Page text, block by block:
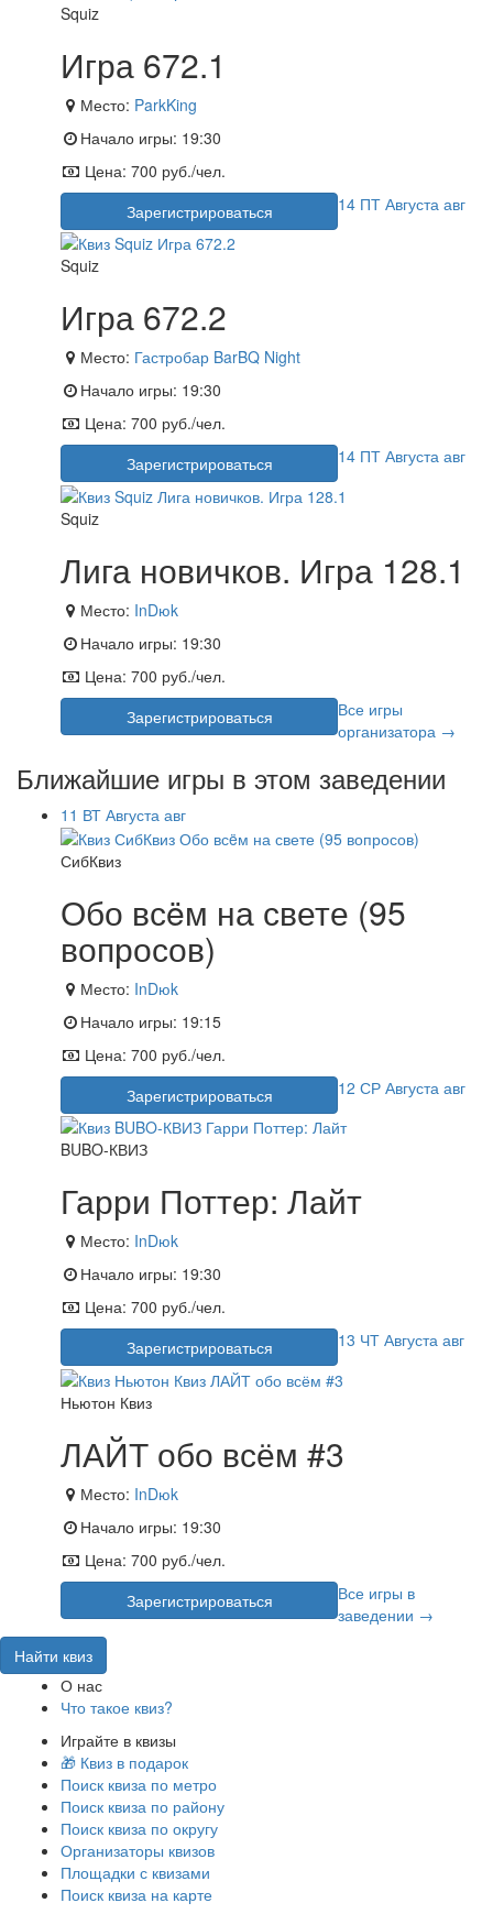
Squiz
Игра 672.1
Место: ParkKing
Начало игры: 19:30
Цена: 700 руб./чел.
Зарегистрироваться
14 ПТ Августа авг
Squiz
Игра 672.2
Место: Гастробар BarBQ Night
Начало игры: 19:30
Цена: 700 руб./чел.
Зарегистрироваться
14 ПТ Августа авг
Squiz
Лига новичков. Игра 128.1
Место: InDюk
Начало игры: 19:30
Цена: 700 руб./чел.
Зарегистрироваться
Все игры
организатора →
Ближайшие игры в этом заведении
11 ВТ Августа авг
СибКвиз
Обо всëм на свете (95
вопросов)
Место: InDюk
Начало игры: 19:15
Цена: 700 руб./чел.
Зарегистрироваться
12 СР Августа авг
BUBO-КВИЗ
Гарри Поттер: Лайт
Место: InDюk
Начало игры: 19:30
Цена: 700 руб./чел.
Зарегистрироваться
13 ЧТ Августа авг
Ньютон Квиз
ЛАЙТ обо всём #3
Место: InDюk
Начало игры: 19:30
Цена: 700 руб./чел.
Зарегистрироваться
Все игры в
заведении →
Найти квиз
О нас
Что такое квиз?
Играйте в квизы
🎁 Квиз в подарок
Поиск квиза по метро
Поиск квиза по району
Поиск квиза по округу
Организаторы квизов
Площадки с квизами
Поиск квиза на карте